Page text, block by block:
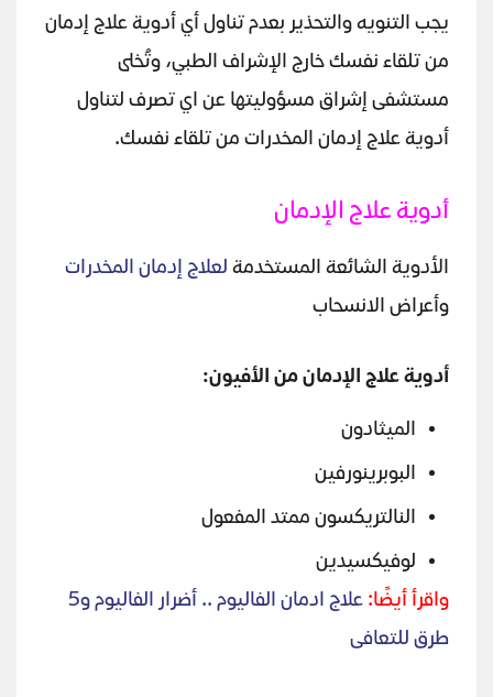
يجب التنويه والتحذير بعدم تناول أي أدوية علاج إدمان
من تلقاء نفسك خارج الإشراف الطبي، وتُخلى
مستشفى إشراق مسؤوليتها عن اي تصرف لتناول
أدوية علاج إدمان المخدرات من تلقاء نفسك.
أدوية علاج الإدمان
الأدوية الشائعة المستخدمة لعلاج إدمان المخدرات
وأعراض الانسحاب
أدوية علاج الإدمان من الأفيون:
الميثادون
البوبرينورفين
النالتريكسون ممتد المفعول
لوفيكسيدين
واقرأ أيضًا:
علاج ادمان الفاليوم .. أضرار الفاليوم و5
طرق للتعافى